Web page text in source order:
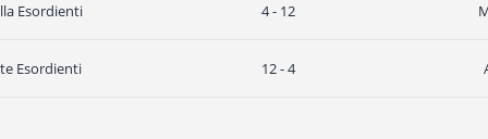
Esordienti 4 - 12
Esordienti 12 - 4